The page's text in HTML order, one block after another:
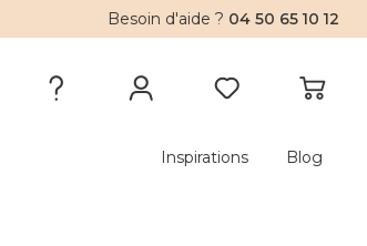
Besoin d'aide ? 04 50 65 10 12
Inspirations Blog